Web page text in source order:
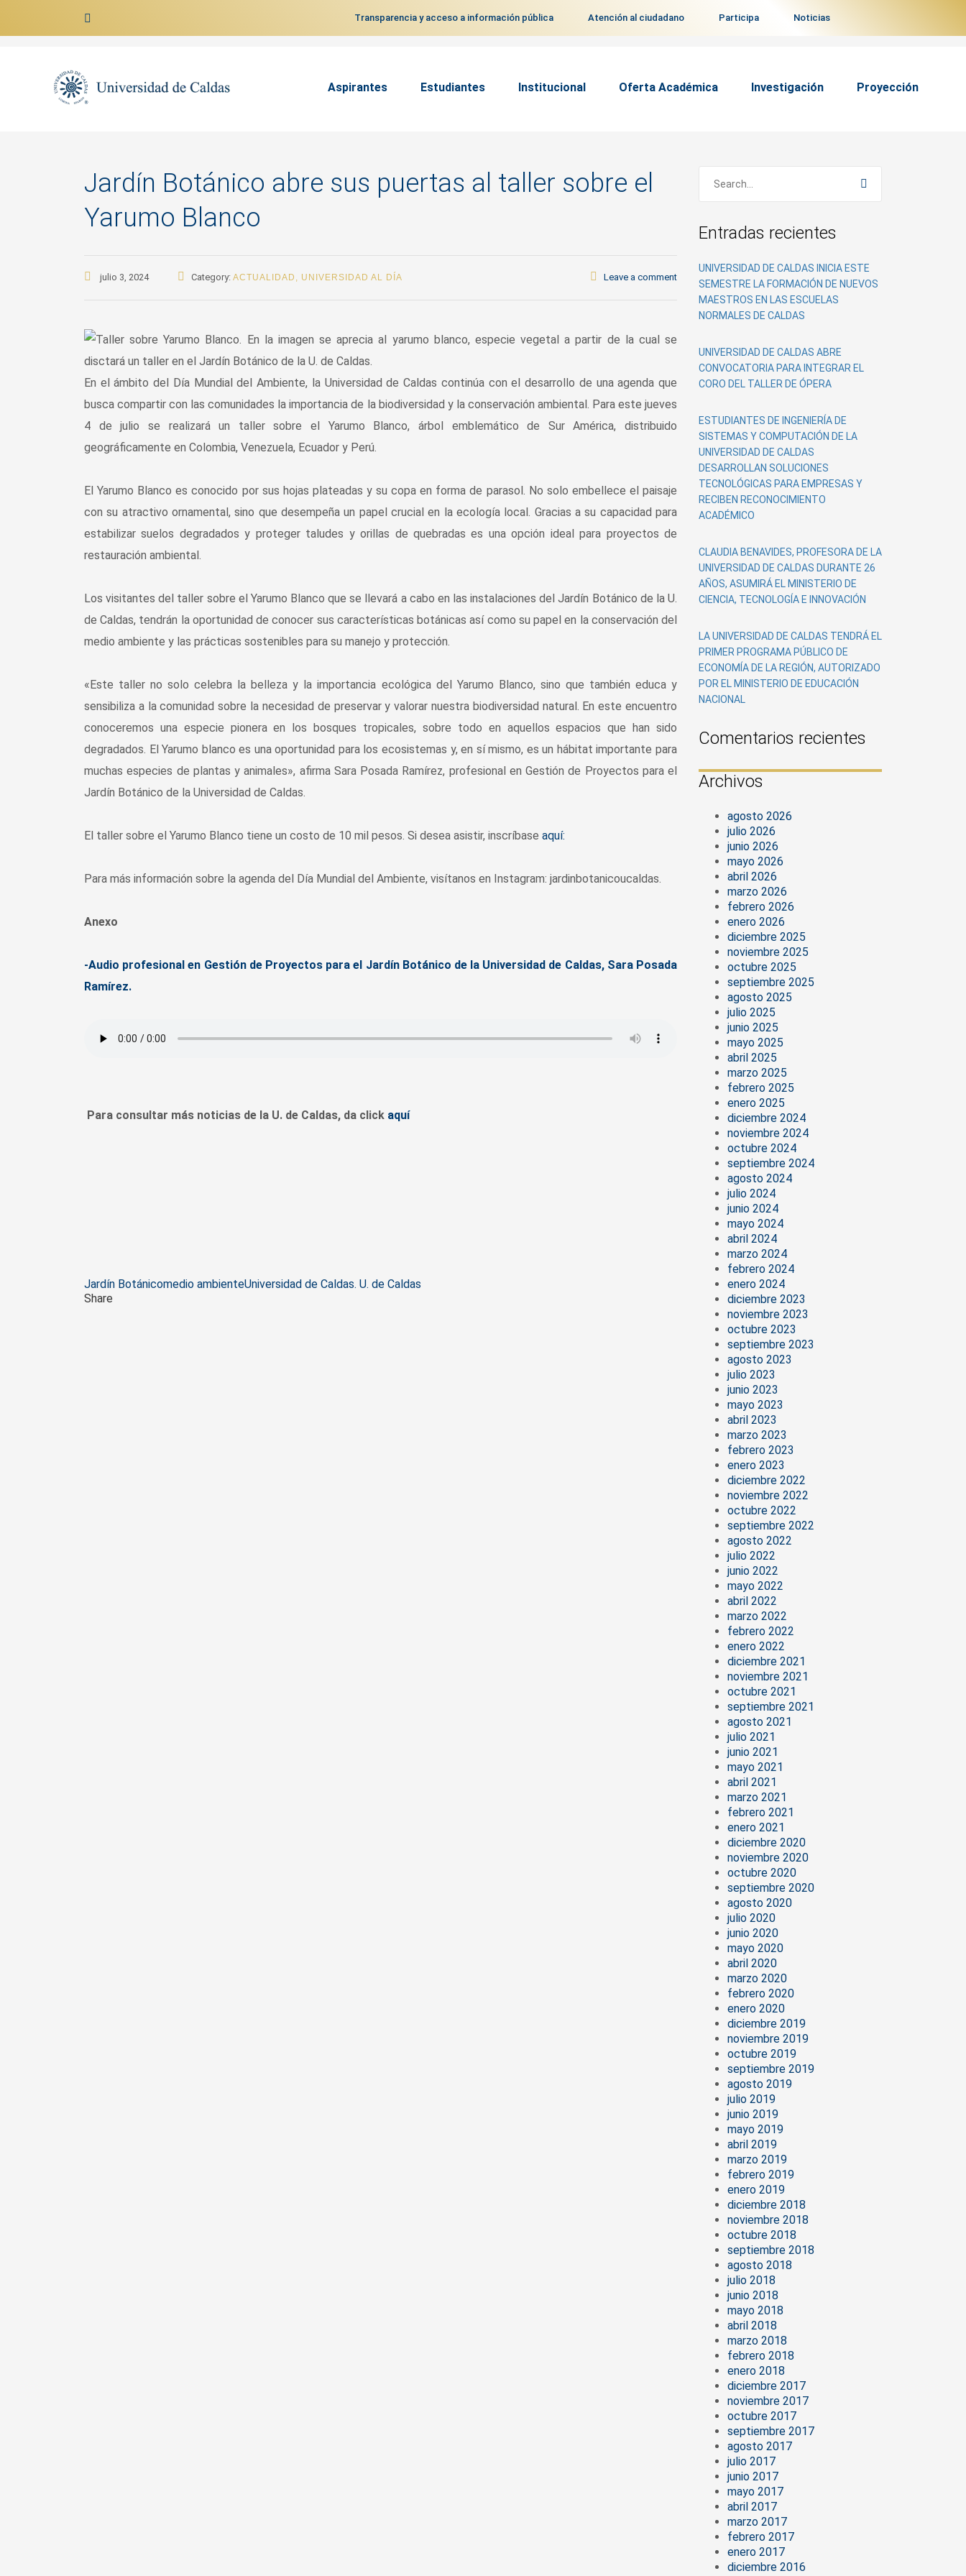
Transparencia y acceso a información pública Atención al ciudadano Participa Noticias
Aspirantes Estudiantes Institucional Oferta Académica Investigación Proyección
Jardín Botánico abre sus puertas al taller sobre el
Yarumo Blanco
julio 3, 2024 Category: ACTUALIDAD , UNIVERSIDAD AL DÍA Leave a comment
En el ámbito del Día Mundial del Ambiente, la Universidad de Caldas continúa con el desarrollo de una agenda que
busca compartir con las comunidades la importancia de la biodiversidad y la conservación ambiental. Para este jueves
4 de julio se realizará un taller sobre el Yarumo Blanco, árbol emblemático de Sur América, distribuido
geográficamente en Colombia, Venezuela, Ecuador y Perú.
El Yarumo Blanco es conocido por sus hojas plateadas y su copa en forma de parasol. No solo embellece el paisaje
con su atractivo ornamental, sino que desempeña un papel crucial en la ecología local. Gracias a su capacidad para
estabilizar suelos degradados y proteger taludes y orillas de quebradas es una opción ideal para proyectos de
restauración ambiental.
Los visitantes del taller sobre el Yarumo Blanco que se llevará a cabo en las instalaciones del Jardín Botánico de la U.
de Caldas, tendrán la oportunidad de conocer sus características botánicas así como su papel en la conservación del
medio ambiente y las prácticas sostenibles para su manejo y protección.
«Este taller no solo celebra la belleza y la importancia ecológica del Yarumo Blanco, sino que también educa y
sensibiliza a la comunidad sobre la necesidad de preservar y valorar nuestra biodiversidad natural. En este encuentro
conoceremos una especie pionera en los bosques tropicales, sobre todo en aquellos espacios que han sido
degradados. El Yarumo blanco es una oportunidad para los ecosistemas y, en sí mismo, es un hábitat importante para
muchas especies de plantas y animales», afirma Sara Posada Ramírez, profesional en Gestión de Proyectos para el
Jardín Botánico de la Universidad de Caldas.
El taller sobre el Yarumo Blanco tiene un costo de 10 mil pesos. Si desea asistir, inscríbase aquí:
Para más información sobre la agenda del Día Mundial del Ambiente, visítanos en Instagram: jardinbotanicoucaldas.
Anexo
-Audio profesional en Gestión de Proyectos para el Jardín Botánico de la Universidad de Caldas, Sara Posada
Ramírez.
Para consultar más noticias de la U. de Caldas, da click aquí
Tags
Jardín Botánicomedio ambienteUniversidad de Caldas. U. de Caldas
Share
Entradas recientes
UNIVERSIDAD DE CALDAS INICIA ESTE
SEMESTRE LA FORMACIÓN DE NUEVOS
MAESTROS EN LAS ESCUELAS
NORMALES DE CALDAS
UNIVERSIDAD DE CALDAS ABRE
CONVOCATORIA PARA INTEGRAR EL
CORO DEL TALLER DE ÓPERA
ESTUDIANTES DE INGENIERÍA DE
SISTEMAS Y COMPUTACIÓN DE LA
UNIVERSIDAD DE CALDAS
DESARROLLAN SOLUCIONES
TECNOLÓGICAS PARA EMPRESAS Y
RECIBEN RECONOCIMIENTO
ACADÉMICO
CLAUDIA BENAVIDES, PROFESORA DE LA
UNIVERSIDAD DE CALDAS DURANTE 26
AÑOS, ASUMIRÁ EL MINISTERIO DE
CIENCIA, TECNOLOGÍA E INNOVACIÓN
LA UNIVERSIDAD DE CALDAS TENDRÁ EL
PRIMER PROGRAMA PÚBLICO DE
ECONOMÍA DE LA REGIÓN, AUTORIZADO
POR EL MINISTERIO DE EDUCACIÓN
NACIONAL
Comentarios recientes
Archivos
agosto 2026
julio 2026
junio 2026
mayo 2026
abril 2026
marzo 2026
febrero 2026
enero 2026
diciembre 2025
noviembre 2025
octubre 2025
septiembre 2025
agosto 2025
julio 2025
junio 2025
mayo 2025
abril 2025
marzo 2025
febrero 2025
enero 2025
diciembre 2024
noviembre 2024
octubre 2024
septiembre 2024
agosto 2024
julio 2024
junio 2024
mayo 2024
abril 2024
marzo 2024
febrero 2024
enero 2024
diciembre 2023
noviembre 2023
octubre 2023
septiembre 2023
agosto 2023
julio 2023
junio 2023
mayo 2023
abril 2023
marzo 2023
febrero 2023
enero 2023
diciembre 2022
noviembre 2022
octubre 2022
septiembre 2022
agosto 2022
julio 2022
junio 2022
mayo 2022
abril 2022
marzo 2022
febrero 2022
enero 2022
diciembre 2021
noviembre 2021
octubre 2021
septiembre 2021
agosto 2021
julio 2021
junio 2021
mayo 2021
abril 2021
marzo 2021
febrero 2021
enero 2021
diciembre 2020
noviembre 2020
octubre 2020
septiembre 2020
agosto 2020
julio 2020
junio 2020
mayo 2020
abril 2020
marzo 2020
febrero 2020
enero 2020
diciembre 2019
noviembre 2019
octubre 2019
septiembre 2019
agosto 2019
julio 2019
junio 2019
mayo 2019
abril 2019
marzo 2019
febrero 2019
enero 2019
diciembre 2018
noviembre 2018
octubre 2018
septiembre 2018
agosto 2018
julio 2018
junio 2018
mayo 2018
abril 2018
marzo 2018
febrero 2018
enero 2018
diciembre 2017
noviembre 2017
octubre 2017
septiembre 2017
agosto 2017
julio 2017
junio 2017
mayo 2017
abril 2017
marzo 2017
febrero 2017
enero 2017
diciembre 2016